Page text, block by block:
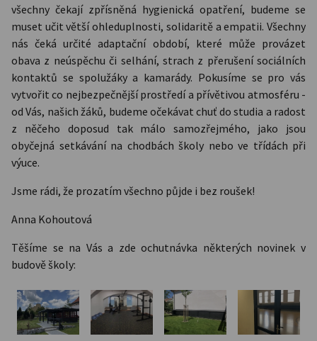
všechny čekají zpřísněná hygienická opatření, budeme se
muset učit větší ohleduplnosti, solidaritě a empatii. Všechny
nás čeká určité adaptační období, které může provázet
obava z neúspěchu či selhání, strach z přerušení sociálních
kontaktů se spolužáky a kamarády. Pokusíme se pro vás
vytvořit co nejbezpečnější prostředí a přívětivou atmosféru -
od Vás, našich žáků, budeme očekávat chuť do studia a radost
z něčeho doposud tak málo samozřejmého, jako jsou
obyčejná setkávání na chodbách školy nebo ve třídách při
výuce.
Jsme rádi, že prozatím všechno půjde i bez roušek!
Anna Kohoutová
Těšíme se na Vás a zde ochutnávka některých novinek v
budově školy: